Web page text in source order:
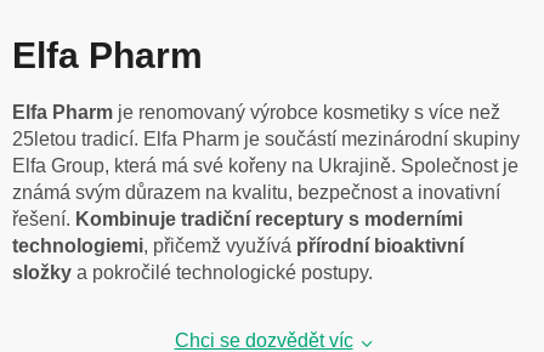
Elfa Pharm
Elfa Pharm je renomovaný výrobce kosmetiky s více než
25letou tradicí. Elfa Pharm je součástí mezinárodní skupiny
Elfa Group, která má své kořeny na Ukrajině. Společnostje
známá svým důrazem na kvalitu, bezpečnosta inovativní
řešení. Kombinuje tradiční receptury s moderními
technologiemi, přičemž využívá přírodní bioaktivní
složky a pokročilé technologické postupy.
Chci se dozvědět víc